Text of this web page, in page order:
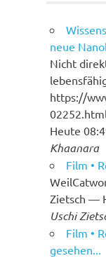
neue
Nicht
https://
Heute
Khaanara
Film •
Zietsch —
Uschi
Film •
gesehen...